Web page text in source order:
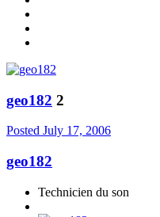
geo182 2
Posted July 17, 2006
geo182
Technicien du son